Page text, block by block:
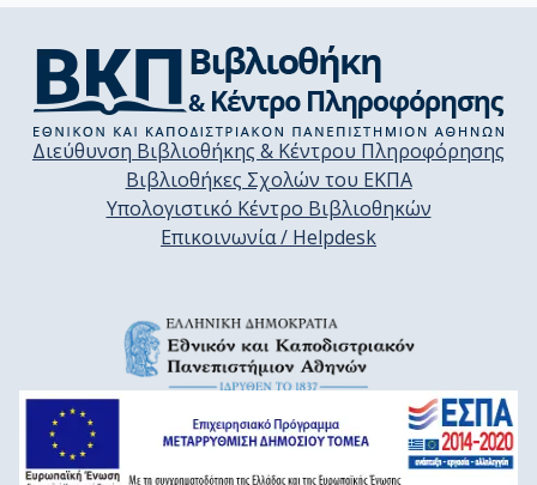
Διεύθυνση Βιβλιοθήκης & Κέντρου Πληροφόρησης
Βιβλιοθήκες Σχολών του ΕΚΠΑ
Υπολογιστικό Κέντρο Βιβλιοθηκών
Επικοινωνία / Helpdesk